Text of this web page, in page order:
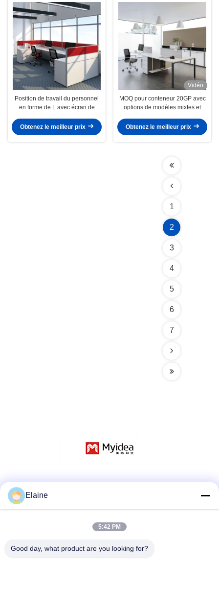
Position de travail du personnel
en forme de L avec écran de
une grande intimité
Obtenez le meilleur prix
Vidéo
MOQ pour conteneur 20GP avec
options de modèles mixtes et
d'échantillons
Obtenez le meilleur prix
1
2
3
4
5
6
7
Contactez rapidement
Téléphone
Elaine
5:42 PM
Good day, what product are you looking for?